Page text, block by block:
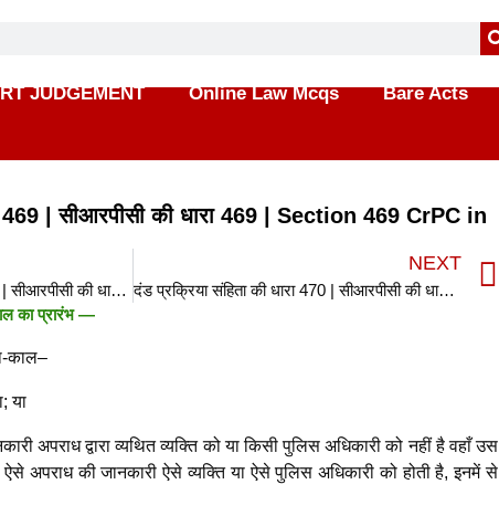
JUDGEMENT Online Law Mcqs Bare Acts
469 | सीआरपीसी की धारा 469 | Section 469 CrPC in
दंड प्रक्रिया संहिता की धारा 468 | सीआरपीसी की धारा 468 | Section 468 CrPC in hindi
NEXT
दंड प्रक्रिया संहिता की धारा 470 | सीआरपीसी की धारा 470 | Section 470 CrPC in hindi
का प्रारंभ —
काल–
या
अपराध द्वारा व्यथित व्यक्ति को या किसी पुलिस अधिकारी को नहीं है वहाँ उस
ऐसे अपराध की जानकारी ऐसे व्यक्ति या ऐसे पुलिस अधिकारी को होती है, इनमें से